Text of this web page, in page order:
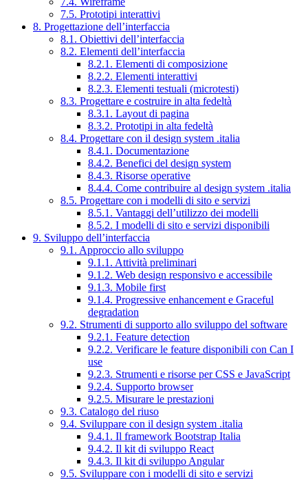
7.5. Prototipi interattivi
8. Progettazione dell’interfaccia
8.1. Obiettivi dell’interfaccia
8.2. Elementi dell’interfaccia
8.2.1. Elementi di composizione
8.2.2. Elementi interattivi
8.2.3. Elementi testuali (microtesti)
8.3. Progettare e costruire in alta fedeltà
8.3.1. Layout di pagina
8.3.2. Prototipi in alta fedeltà
8.4. Progettare con il design system .italia
8.4.1. Documentazione
8.4.2. Benefici del design system
8.4.3. Risorse operative
8.4.4. Come contribuire al design system .italia
8.5. Progettare con i modelli di sito e servizi
8.5.1. Vantaggi dell’utilizzo dei modelli
8.5.2. I modelli di sito e servizi disponibili
9. Sviluppo dell’interfaccia
9.1. Approccio allo sviluppo
9.1.1. Attività preliminari
9.1.2. Web design responsivo e accessibile
9.1.3. Mobile first
9.1.4. Progressive enhancement e Graceful
degradation
9.2. Strumenti di supporto allo sviluppo del software
9.2.1. Feature detection
9.2.2. Verificare le feature disponibili con Can I
use
9.2.3. Strumenti e risorse per CSS e JavaScript
9.2.4. Supporto browser
9.2.5. Misurare le prestazioni
9.3. Catalogo del riuso
9.4. Sviluppare con il design system .italia
9.4.1. Il framework Bootstrap Italia
9.4.2. Il kit di sviluppo React
9.4.3. Il kit di sviluppo Angular
9.5. Sviluppare con i modelli di sito e servizi